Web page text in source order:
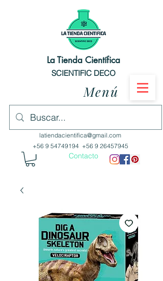
La Tienda Científica
SCIENTIFIC DECO
Menú
latiendacientifica@gmail.com
+56 9 54749194 +56 9 26457945
Contacto